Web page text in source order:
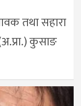
तथा सहारा
कुसाङ